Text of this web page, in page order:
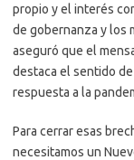
propio y el interés
de gobernanza y los
aseguró que el
destaca el sentido
respuesta a la
Para cerrar esas
necesitamos un